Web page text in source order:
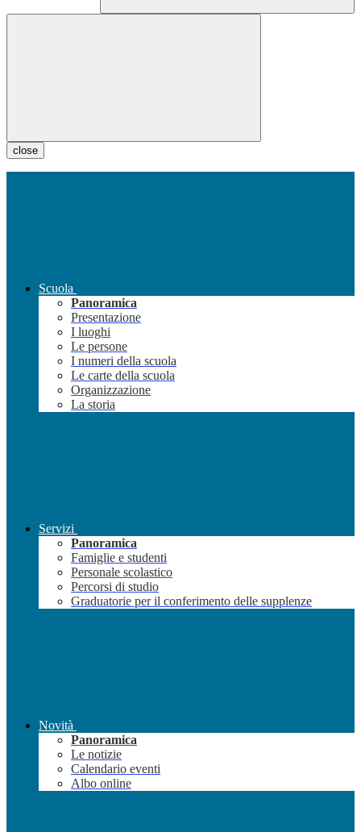
close
Scuola
Panoramica
Presentazione
I luoghi
Le persone
I numeri della scuola
Le carte della scuola
Organizzazione
La storia
Servizi
Panoramica
Famiglie e studenti
Personale scolastico
Percorsi di studio
Graduatorie per il conferimento delle supplenze
Novità
Panoramica
Le notizie
Calendario eventi
Albo online